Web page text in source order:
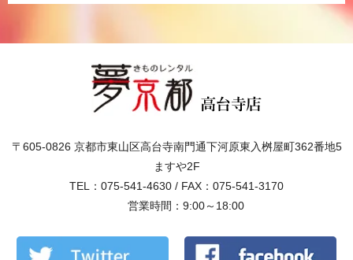
〒605-0826 京都市東山区高台寺南門通下河原東入桝屋町362番地5
ますや2F
TEL：075-541-4630 / FAX：075-541-3170
営業時間：9:00～18:00